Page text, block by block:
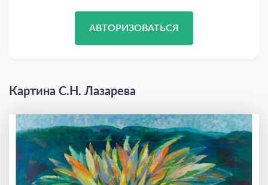
АВТОРИЗОВАТЬСЯ
Картина С.Н. Лазарева